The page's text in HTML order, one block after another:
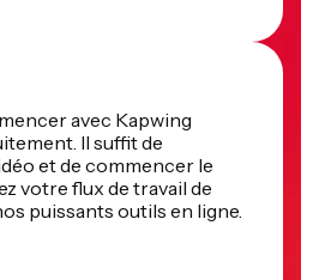
avec Kapwing
Il suffit de
et de commencer le
votre flux de travail de
puissants outils en ligne.